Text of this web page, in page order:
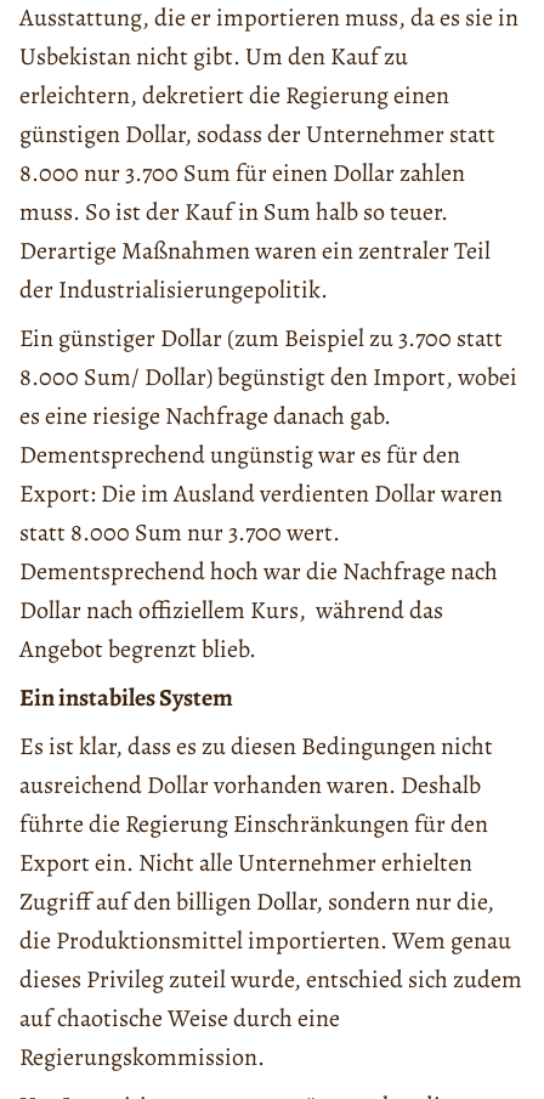
Ausstattung, die er importieren muss, da es sie in
Usbekistan nicht gibt. Um den Kauf zu
erleichtern, dekretiert die Regierung einen
günstigen Dollar, sodass der Unternehmer statt
8.000 nur 3.700 Sum für einen Dollar zahlen
muss. So ist der Kauf in Sum halb so teuer.
Derartige Maßnahmen waren ein zentraler Teil
der Industrialisierungepolitik.
Ein günstiger Dollar (zum Beispiel zu 3.700 statt
8.000 Sum/ Dollar) begünstigt den Import, wobei
es eine riesige Nachfrage danach gab.
Dementsprechend ungünstig war es für den
Export: Die im Ausland verdienten Dollar waren
statt 8.000 Sum nur 3.700 wert.
Dementsprechend hoch war die Nachfrage nach
Dollar nach offiziellem Kurs, während das
Angebot begrenzt blieb.
Ein instabiles System
Es ist klar, dass es zu diesen Bedingungen nicht
ausreichend Dollar vorhanden waren. Deshalb
führte die Regierung Einschränkungen für den
Export ein. Nicht alle Unternehmer erhielten
Zugriff auf den billigen Dollar, sondern nur die,
die Produktionsmittel importierten. Wem genau
dieses Privileg zuteil wurde, entschied sich zudem
auf chaotische Weise durch eine
Regierungskommission.